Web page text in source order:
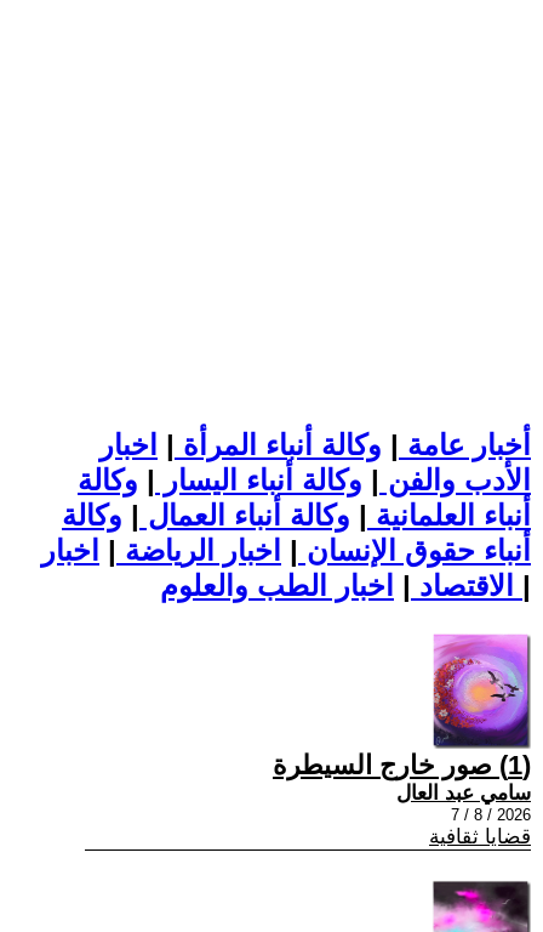
أخبار عامة | وكالة أنباء المرأة | اخبار
الأدب والفن | وكالة أنباء اليسار | وكالة
أنباء العلمانية | وكالة أنباء العمال | وكالة
أنباء حقوق الإنسان | اخبار الرياضة | اخبار
الاقتصاد | |
(1) صور خارج السيطرة
سامي عبد العال
2026 / 8 / 7
قضايا ثقافية